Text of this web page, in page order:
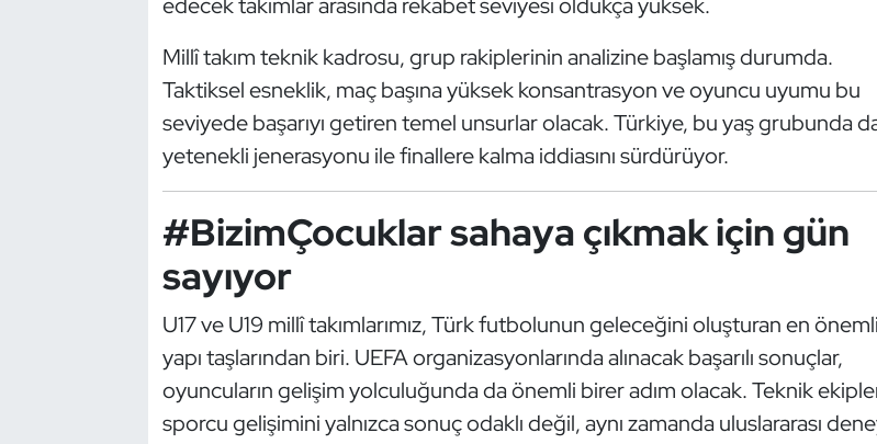
edecek takımlar arasında rekabet seviyesi oldukça yüksek.
Millî takım teknik kadrosu, grup rakiplerinin analizine başlamış durumda.
Taktiksel esneklik, maç başına yüksek konsantrasyon ve oyuncu uyumu bu
seviyede başarıyı getiren temel unsurlar olacak. Türkiye, bu yaş grubunda
yetenekli jenerasyonu ile finallere kalma iddiasını sürdürüyor.
#BizimÇocuklar sahaya çıkmak için gün
sayıyor
U17 ve U19 millî takımlarımız, Türk futbolunun geleceğini oluşturan en önemli
yapı taşlarından biri. UEFA organizasyonlarında alınacak başarılı sonuçlar,
oyuncuların gelişim yolculuğunda da önemli birer adım olacak. Teknik
sporcu gelişimini yalnızca sonuç odaklı değil, aynı zamanda uluslararası
Motor Sporları
Oryantiring